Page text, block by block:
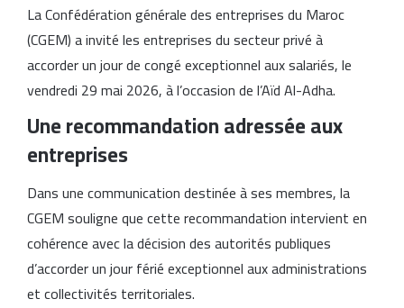
La Confédération générale des entreprises du Maroc
(CGEM) a invité les entreprises du secteur privé à
accorder un jour de congé exceptionnel aux salariés, le
vendredi 29 mai 2026, à l’occasion de l’Aïd Al-Adha.
Une recommandation adressée aux
entreprises
Dans une communication destinée à ses membres, la
CGEM souligne que cette recommandation intervient en
cohérence avec la décision des autorités publiques
d’accorder un jour férié exceptionnel aux administrations
et collectivités territoriales.